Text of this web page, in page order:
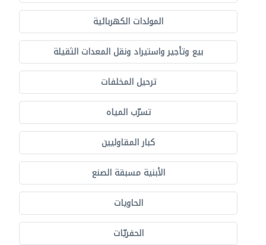
المولدات الكهربائية
بيع وتأجير واستيراد ونقل المعدات الثقيلة
ترحيل المخلفات
تسرّب المياه
كبار المقاوليين
الأبنية مسبقة الصنع
الحاويات
الحفريّات